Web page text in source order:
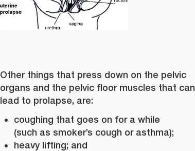
Other things that press down on the pelvic
organs and the pelvic floor muscles that can
lead to prolapse, are:
coughing that goes on for a while
(such as smoker’s cough or asthma);
heavy lifting; and